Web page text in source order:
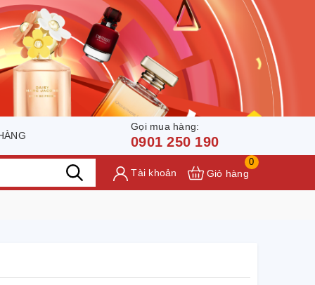
Gọi mua hàng:
0901 250 190
Tài khoản
0
Giỏ hàng